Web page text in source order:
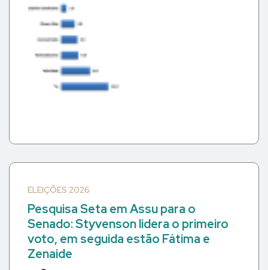
ELEIÇÕES 2026
Pesquisa Seta em Assu para o
Senado: Styvenson lidera o primeiro
voto, em seguida estão Fátima e
Zenaide